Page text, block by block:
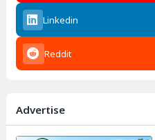
Linkedin
Reddit
Advertise